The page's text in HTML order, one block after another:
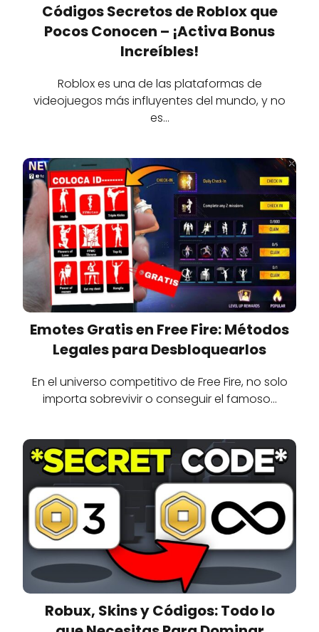
Códigos Secretos de Roblox que
Pocos Conocen – ¡Activa Bonus
Increíbles!
Roblox es una de las plataformas de
videojuegos más influyentes del mundo, y no
es…
Emotes Gratis en Free Fire: Métodos
Legales para Desbloquearlos
En el universo competitivo de Free Fire, no solo
importa sobrevivir o conseguir el famoso…
Robux, Skins y Códigos: Todo lo